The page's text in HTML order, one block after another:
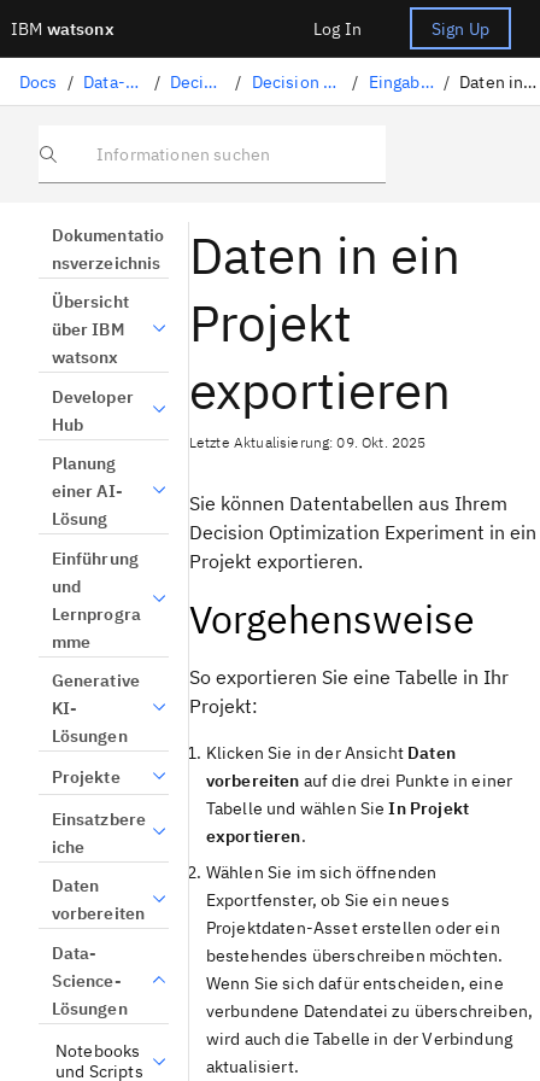
IBM watsonx Log In Sign Up
Docs / Data-Science-Lösungen / Decision Optimization / Decision Optimization-Experimente / Eingabedaten vorbereiten / Daten in ein Projekt exportieren
Informationen suchen
Dokumentatio
nsverzeichnis
Übersicht
über IBM
watsonx
Developer
Hub
Planung
einer AI-
Lösung
Einführung
und
Lernprogra
mme
Generative
KI-
Lösungen
Projekte
Einsatzbere
iche
Daten
vorbereiten
Data-
Science-
Lösungen
Notebooks
und Scripts
Daten in ein
Projekt
exportieren
Letzte Aktualisierung: 09. Okt. 2025
Sie können Datentabellen aus Ihrem
Decision Optimization Experiment in ein
Projekt exportieren.
Vorgehensweise
So exportieren Sie eine Tabelle in Ihr
Projekt:
Klicken Sie in derAnsicht Daten
vorbereiten auf die drei Punkte in einer
Tabelle und wählen SieIn Projekt
exportieren.
Wählen Sie im sich öffnenden
Exportfenster, ob Sie ein neues
Projektdaten-Asset erstellen oder ein
bestehendes überschreiben möchten.
Wenn Sie sich dafür entscheiden, eine
verbundene Datendatei zu überschreiben,
wird auch die Tabelle in der Verbindung
aktualisiert.